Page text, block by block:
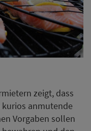
zeigt, dass
anmutende
Vorgaben sollen